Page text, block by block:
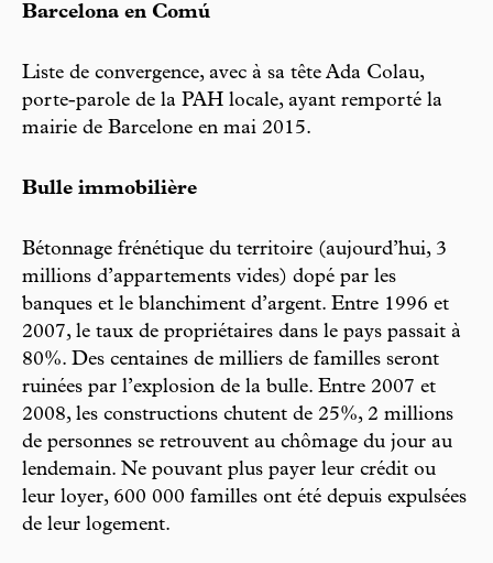
Barcelona en Comú
Liste de convergence, avec à sa tête Ada Colau,
porte-parole de la PAH locale, ayant remporté la
mairie de Barcelone en mai 2015.
Bulle immobilière
Bétonnage frénétique du territoire (aujourd’hui, 3
millions d’appartements vides) dopé par les
banques et le blanchiment d’argent. Entre 1996 et
2007, le taux de propriétaires dans le pays passait à
80%. Des centaines de milliers de familles seront
ruinées par l’explosion de la bulle. Entre 2007 et
2008, les constructions chutent de 25%, 2 millions
de personnes se retrouvent au chômage du jour au
lendemain. Ne pouvant plus payer leur crédit ou
leur loyer, 600 000 familles ont été depuis expulsées
de leur logement.